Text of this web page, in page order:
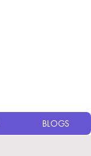
BLOGS